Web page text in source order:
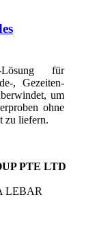
für
, Gezeiten-
um
ohne
zu liefern.
PTE LTD
LEBAR